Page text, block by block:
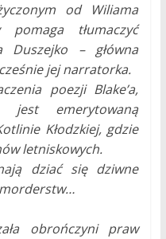
od Wiliama
pomaga tłumaczyć
Duszejko – główna
jej narratorka.
poezji Blake’a,
jest emerytowaną
Kłodzkiej, gdzie
letniskowych.
dziać się dziwne
obrończyni praw